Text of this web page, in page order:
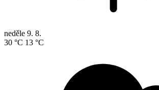
neděle 9. 8.
30 °C 13 °C